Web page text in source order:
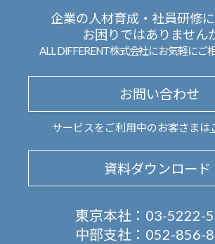
企業の人材育成・社員研修に
お困りではありません
ALL DIFFERENT株式会社にお気軽にご
お問い合わせ
サービスをご利用中のお客さまは
資料ダウンロード
東京本社： 03-5222-
中部支社： 052-856-